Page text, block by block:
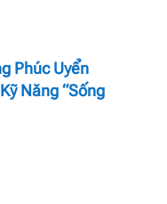
Phúc Uyển
Năng “Sống